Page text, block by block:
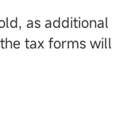
as additional
tax forms will